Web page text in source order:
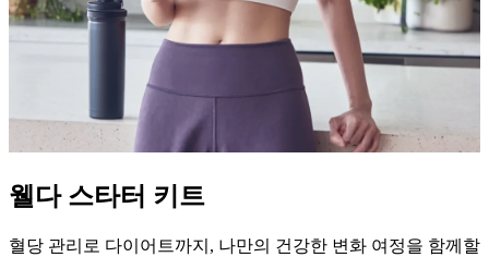
웰다 스타터 키트
혈당 관리로 다이어트까지, 나만의 건강한 변화 여정을 함께할